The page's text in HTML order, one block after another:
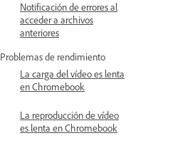
Notificación de errores al
acceder a archivos
anteriores
Problemas de rendimiento
La carga del vídeo es lenta
en Chromebook
La reproducción de vídeo
es lenta en Chromebook